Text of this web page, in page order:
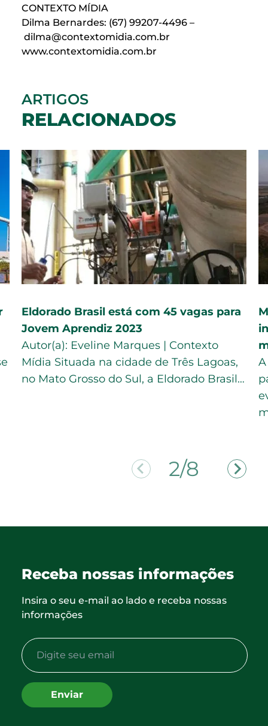
CONTEXTO MÍDIA
Dilma Bernardes: (67) 99207-4496 –
dilma@contextomidia.com.br
www.contextomidia.com.br
ARTIGOS
RELACIONADOS
Eldorado Brasil está com 45 vagas para
Jovem Aprendiz 2023
Autor(a): Eveline Marques | Contexto
Mídia Situada na cidade de Três Lagoas,
no Mato Grosso do Sul, a Eldorado Brasil…
2/8
Receba nossas informações
Insira o seu e-mail ao lado e receba nossas
informações
Enviar